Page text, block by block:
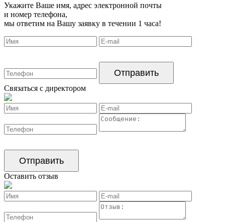
Укажите Ваше имя, адрес электронной почты
и номер телефона,
мы ответим на Вашу заявку в течении 1 часа!
Связаться с директором
Оставить отзыв